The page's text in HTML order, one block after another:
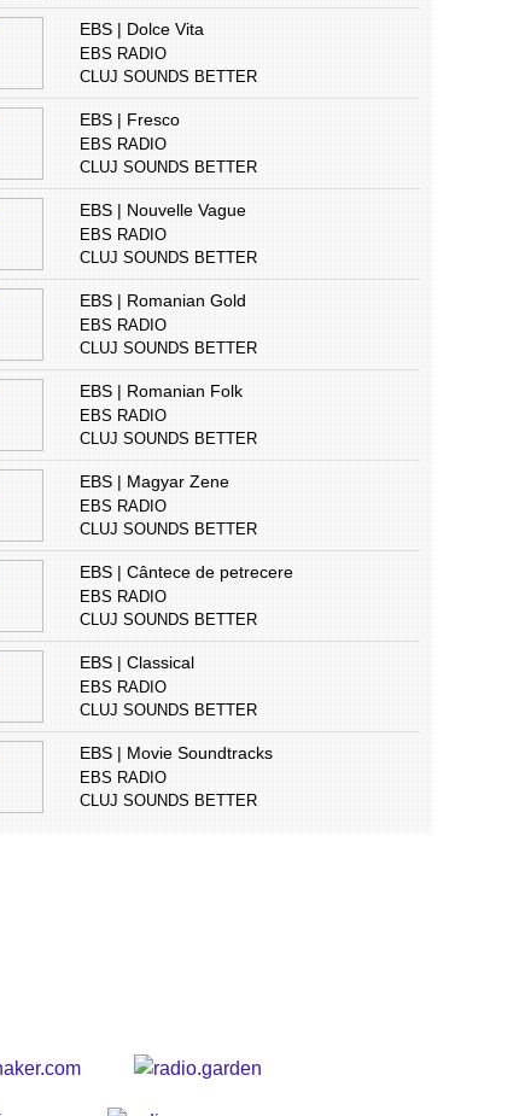
EBS | Dolce Vita
EBS RADIO
CLUJ SOUNDS BETTER
EBS | Fresco
EBS RADIO
CLUJ SOUNDS BETTER
EBS | Nouvelle Vague
EBS RADIO
CLUJ SOUNDS BETTER
EBS | Romanian Gold
EBS RADIO
CLUJ SOUNDS BETTER
EBS | Romanian Folk
EBS RADIO
CLUJ SOUNDS BETTER
EBS | Magyar Zene
EBS RADIO
CLUJ SOUNDS BETTER
EBS | Cântece de petrecere
EBS RADIO
CLUJ SOUNDS BETTER
EBS | Classical
EBS RADIO
CLUJ SOUNDS BETTER
EBS | Movie Soundtracks
EBS RADIO
CLUJ SOUNDS BETTER